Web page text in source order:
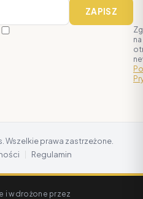
ZAPISZ
na
prawa zastrzeżone.
| Regulamin
i wdrożone przez